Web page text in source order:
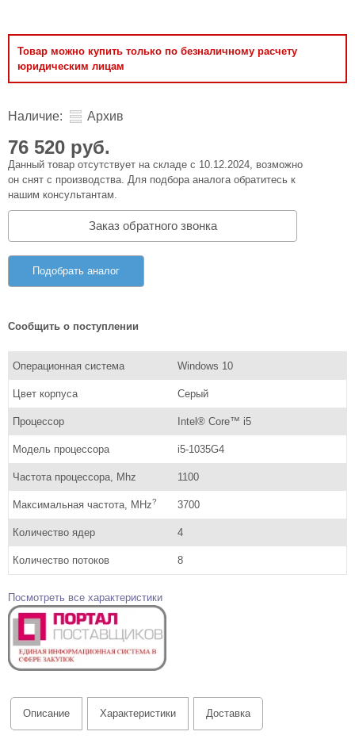
Товар можно купить только по безналичному расчету
юридическим лицам
Наличие: Архив
76 520 руб.
Данный товар отсутствует на складе с 10.12.2024, возможно
он снят с производства. Для подбора аналога обратитесь к
нашим консультантам.
Заказ обратного звонка
Подобрать аналог
Сообщить о поступлении
Операционная система Windows 10
Цвет корпуса Серый
Процессор Intel® Core™ i5
Модель процессора i5-1035G4
Частота процессора, Mhz 1100
Максимальная частота, MHz? 3700
Количество ядер 4
Количество потоков 8
Посмотреть все характеристики
Описание Характеристики Доставка